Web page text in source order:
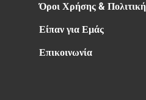
Όροι Χρήσης &
Είπαν για Εμάς
Επικοινωνία